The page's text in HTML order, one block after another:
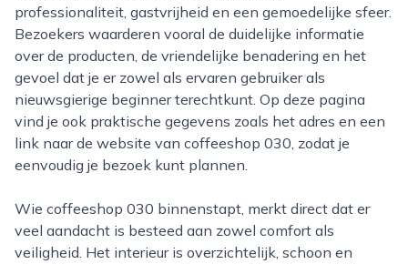
professionaliteit, gastvrijheid en een gemoedelijke sfeer.
Bezoekers waarderen vooral de duidelijke informatie
over de producten, de vriendelijke benadering en het
gevoel dat je er zowel als ervaren gebruiker als
nieuwsgierige beginner terechtkunt. Op deze pagina
vind je ook praktische gegevens zoals het adres en een
link naar de website van coffeeshop 030, zodat je
eenvoudig je bezoek kunt plannen.
Wie coffeeshop 030 binnenstapt, merkt direct dat er
veel aandacht is besteed aan zowel comfort als
veiligheid. Het interieur is overzichtelijk, schoon en